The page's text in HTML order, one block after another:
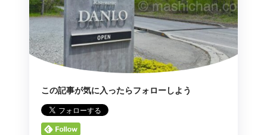
この記事が気に入ったらフォローしよう